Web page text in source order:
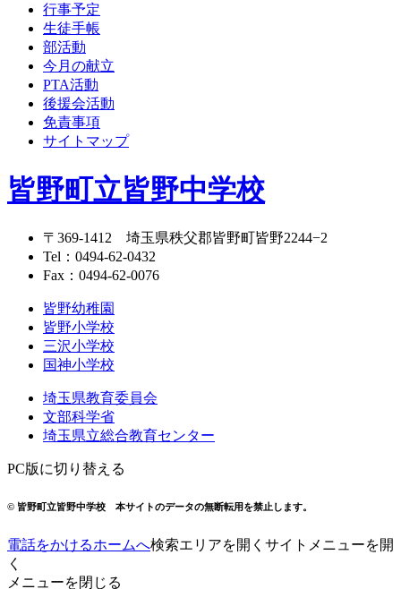
行事予定
生徒手帳
部活動
今月の献立
PTA活動
後援会活動
免責事項
サイトマップ
皆野町立皆野中学校
〒369-1412 埼玉県秩父郡皆野町皆野2244−2
Tel： 0494-62-0432
Fax：0494-62-0076
皆野幼稚園
皆野小学校
三沢小学校
国神小学校
埼玉県教育委員会
文部科学省
埼玉県立総合教育センター
PC版に切り替える
© 皆野町立皆野中学校 本サイトのデータの無断転用を禁止します。
電話をかけるホームへ検索エリアを開く サイトメニューを開
く
メニューを閉じる